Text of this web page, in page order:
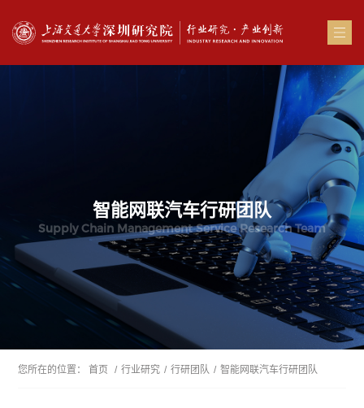
智能网联汽车行研团队
Supply Chain Management Service Research Team
您所在的位置：首页 / 行业研究 / 行研团队 / 智能网联汽车行研团队